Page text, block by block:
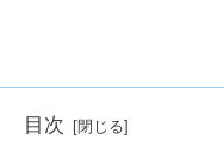
目次